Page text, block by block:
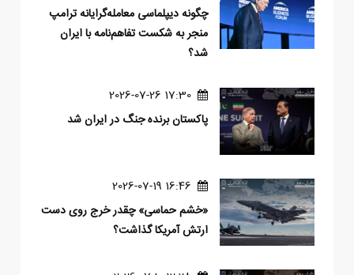
چگونه دیپلماسی معامله‌گرایانه ترامپ
منجر به شکست تفاهم‌نامه با ایران
شد؟
17:30 2026-07-26
پاکستان برنده جنگ در ایران شد
16:46 2026-07-19
«خشم حماسی» چقدر خرج روی دست
ارتش آمریکا گذاشت؟